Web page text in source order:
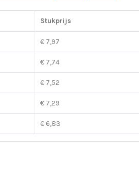
Stukprijs
€ 7,97
€ 7,74
€ 7,52
€ 7,29
€ 6,83